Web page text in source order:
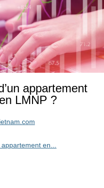
appartement
LMNP ?
en...